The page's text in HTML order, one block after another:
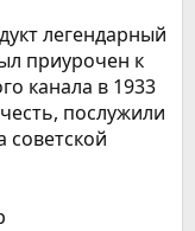
легендарный
приурочен к
канала в 1933
послужили